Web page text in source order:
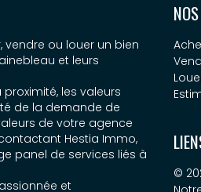
vendre ou louer un bien
et leurs
les valeurs
de la demande de
de votre agence
Hestia Immo,
panel de services liés à
et
©